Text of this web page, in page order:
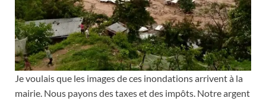
Je voulais que les images de ces inondations arrivent à la
mairie. Nous payons des taxes et des impôts. Notre argent